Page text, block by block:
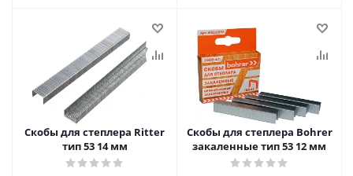
Скобы для степлера Ritter
тип 53 14 мм
Скобы для степлера Bohrer
закаленные тип 53 12 мм